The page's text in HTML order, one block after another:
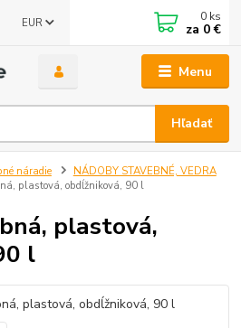
Menu
EUR
Hľadať
0 ks
za 0 €
náradie
NÁDOBY STAVEBNÉ, VEDRA
plastová, obdĺžniková, 90 l
plastová,
l